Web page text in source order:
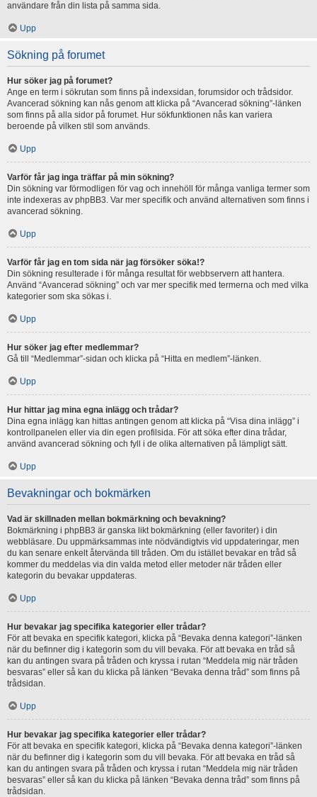
användare från din lista på samma sida.
Upp
Sökning på forumet
Hur söker jag på forumet?
Ange en term i sökrutan som finns på indexsidan, forumsidor och trådsidor.
Avancerad sökning kan nås genom att klicka på “Avancerad sökning”-länken
som finns på alla sidor på forumet. Hur sökfunktionen nås kan variera
beroende på vilken stil som används.
Upp
Varför får jag inga träffar på min sökning?
Din sökning var förmodligen för vag och innehöll för många vanliga termer som
inte indexeras av phpBB3. Var mer specifik och använd alternativen som finns i
avancerad sökning.
Upp
Varför får jag en tom sida när jag försöker söka!?
Din sökning resulterade i för många resultat för webbservern att hantera.
Använd “Avancerad sökning” och var mer specifik med termerna och med vilka
kategorier som ska sökas i.
Upp
Hur söker jag efter medlemmar?
Gå till “Medlemmar”-sidan och klicka på “Hitta en medlem”-länken.
Upp
Hur hittar jag mina egna inlägg och trådar?
Dina egna inlägg kan hittas antingen genom att klicka på “Visa dina inlägg” i
kontrollpanelen eller via din egen profilsida. För att söka efter dina trådar,
använd avancerad sökning och fyll i de olika alternativen på lämpligt sätt.
Upp
Bevakningar och bokmärken
Vad är skillnaden mellan bokmärkning och bevakning?
Bokmärkning i phpBB3 är ganska likt bokmärkning (eller favoriter) i din
webbläsare. Du uppmärksammas inte nödvändigtvis vid uppdateringar, men
du kan senare enkelt återvända till tråden. Om du istället bevakar en tråd så
kommer du meddelas via din valda metod eller metoder när tråden eller
kategorin du bevakar uppdateras.
Upp
Hur bevakar jag specifika kategorier eller trådar?
För att bevaka en specifik kategori, klicka på “Bevaka denna kategori”-länken
när du befinner dig i kategorin som du vill bevaka. För att bevaka en tråd så
kan du antingen svara på tråden och kryssa i rutan “Meddela mig när tråden
besvaras” eller så kan du klicka på länken “Bevaka denna tråd” som finns på
trådsidan.
Upp
Hur bevakar jag specifika kategorier eller trådar?
För att bevaka en specifik kategori, klicka på “Bevaka denna kategori”-länken
när du befinner dig i kategorin som du vill bevaka. För att bevaka en tråd så
kan du antingen svara på tråden och kryssa i rutan “Meddela mig när tråden
besvaras” eller så kan du klicka på länken “Bevaka denna tråd” som finns på
trådsidan.